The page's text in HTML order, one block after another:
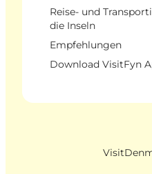
Reise- und
die Inseln
Empfehlungen
Download VisitFyn